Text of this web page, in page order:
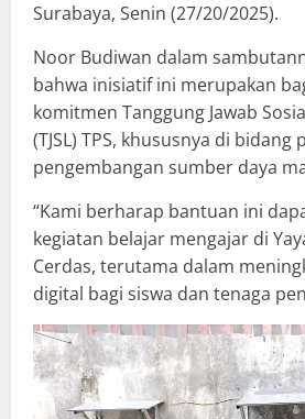
Surabaya, Senin (27/20/2025).
Noor Budiwan dalam
bahwa inisiatif ini merupakan
komitmen Tanggung Jawab
(TJSL) TPS, khususnya di
pengembangan sumber daya
“Kami berharap bantuan ini
kegiatan belajar mengajar di
Cerdas, terutama dalam
digital bagi siswa dan tenaga